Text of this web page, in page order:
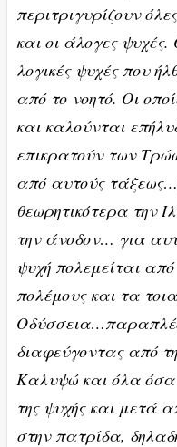
περιτριγυρίζουν
και οι άλογες ψυχές.
λογικές ψυχές που
από το νοητό. Οι
και καλούνται
επικρατούν των
από αυτούς
θεωρητικότερα την
την άνοδον… για
ψυχή πολεμείται
πολέμους και τα
διαφεύγοντας από
Καλυψώ και όλα όσα
της ψυχής και μετά
στην πατρίδα,